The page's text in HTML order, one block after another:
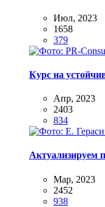
Июл, 2023
1658
379
Курс на
Апр, 2023
2403
834
Актуализируем
Мар, 2023
2452
938